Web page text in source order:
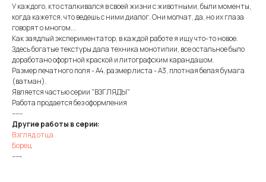
У каждого, кто сталкивался в своей жизни с животными, были моменты,
когда кажется, что ведешь с ними диалог. Они молчат, да, но их глаза
говорят о многом...
Как заядлый экспериментатор, в каждой работе я ищу что-то новое.
Здесь богатые текстуры дала техника монотипии, все остальное было
доработано офортной краской и литографским карандашом.
Размер печатного поля - А4, размер листа - А3, плотная белая бумага
(ватман).
Является частью серии "ВЗГЛЯДЫ"
Работа продается без оформления
------
Другие работы в серии:
Взгляд отца
Борец
-----